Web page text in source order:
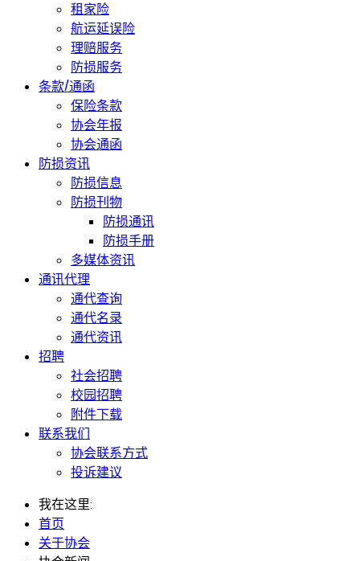
租家险
航运延误险
理赔服务
防损服务
条款/通函
保险条款
协会年报
协会通函
防损资讯
防损信息
防损刊物
防损通讯
防损手册
多媒体资讯
通讯代理
通代查询
通代名录
通代资讯
招聘
社会招聘
校园招聘
附件下载
联系我们
协会联系方式
投诉建议
我在这里:
首页
关于协会